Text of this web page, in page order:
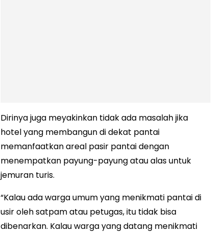
Dirinya juga meyakinkan tidak ada masalah jika
hotel yang membangun di dekat pantai
memanfaatkan areal pasir pantai dengan
menempatkan payung-payung atau alas untuk
jemuran turis.
“Kalau ada warga umum yang menikmati pantai di
usir oleh satpam atau petugas, itu tidak bisa
dibenarkan. Kalau warga yang datang menikmati